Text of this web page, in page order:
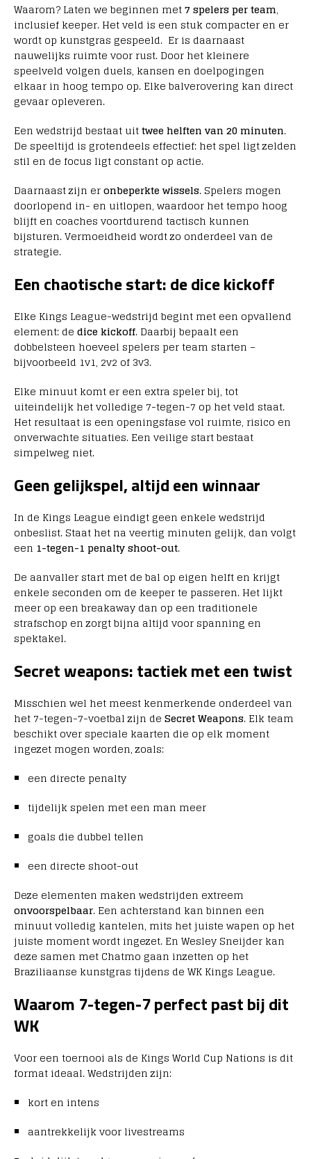
Waarom? Laten we beginnen met7 spelers per team,
inclusief keeper. Het veld is een stuk compacter en er
wordt op kunstgras gespeeld. Er is daarnaast
nauwelijks ruimte voor rust. Door het kleinere
speelveld volgen duels, kansen en doelpogingen
elkaar in hoog tempo op. Elke balverovering kan direct
gevaar opleveren.
Een wedstrijd bestaat uittwee helften van 20 minuten.
De speeltijd is grotendeels effectief: het spel ligt zelden
stil en de focus ligt constant op actie.
Daarnaast zijn eronbeperkte wissels. Spelers mogen
doorlopend in- en uitlopen, waardoor het tempo hoog
blijft en coaches voortdurend tactisch kunnen
bijsturen. Vermoeidheid wordt zo onderdeel van de
strategie.
Een chaotische start: de dice kickoff
Elke Kings League-wedstrijd begint met een opvallend
element: de dice kickoff. Daarbij bepaalt een
dobbelsteen hoeveel spelers per team starten –
bijvoorbeeld 1v1, 2v2 of 3v3.
Elke minuut komt er een extra speler bij, tot
uiteindelijk het volledige 7-tegen-7 op het veld staat.
Het resultaat is een openingsfase vol ruimte, risico en
onverwachte situaties. Een veilige start bestaat
simpelweg niet.
Geen gelijkspel, altijd een winnaar
In de Kings League eindigt geen enkele wedstrijd
onbeslist. Staat het na veertig minuten gelijk, dan volgt
een 1-tegen-1 penalty shoot-out.
De aanvaller start met de bal op eigen helft en krijgt
enkele seconden om de keeper te passeren. Het lijkt
meer op een breakaway dan op een traditionele
strafschop en zorgt bijna altijd voor spanning en
spektakel.
Secret weapons: tactiek met een twist
Misschien wel het meest kenmerkende onderdeel van
het 7-tegen-7-voetbal zijn de Secret Weapons. Elk team
beschikt over speciale kaarten die op elk moment
ingezet mogen worden, zoals:
een directe penalty
tijdelijk spelen met een man meer
goals die dubbel tellen
een directe shoot-out
Deze elementen maken wedstrijden extreem
onvoorspelbaar. Een achterstand kan binnen een
minuut volledig kantelen, mits het juiste wapen op het
juiste moment wordt ingezet. En Wesley Sneijder kan
deze samen met Chatmo gaan inzetten op het
Braziliaanse kunstgras tijdens de WK Kings League.
Waarom 7-tegen-7 perfect past bij dit
WK
Voor een toernooi als de Kings World Cup Nations is dit
format ideaal. Wedstrijden zijn:
kort en intens
aantrekkelijk voor livestreams